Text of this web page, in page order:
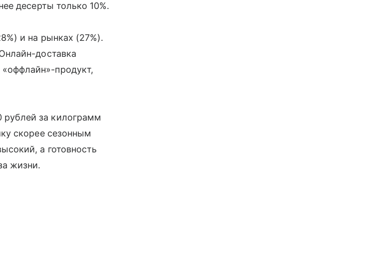
десерты только 10%.
и на рынках (27%).
доставка
продукт,
за килограмм
скорее сезонным
а готовность
жизни.